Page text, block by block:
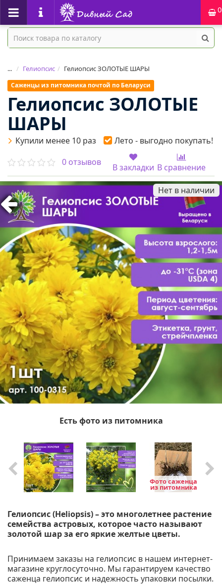
0
... Гелиопсис Гелиопсис ЗОЛОТЫЕ ШАРЫ
Саженцы из питомника почтой по Беларуси
Гелиопсис ЗОЛОТЫЕ
ШАРЫ
Купили менее 10 раз
Лето - выгодно покупать!
0 отзывов
В закладки В сравнение
Нет в наличии
Есть фото из питомника
Фото саженца
из питомника
Гелиопсис (Heliopsis) – это многолетнее растение
семейства астровых, которое часто называют
золотой шар за его яркие желтые цветы.
Принимаем заказы на гелиопсис в нашем интернет-
магазине круглосуточно. Мы гарантируем качество
саженца гелиопсис и надежность упаковки посылки.